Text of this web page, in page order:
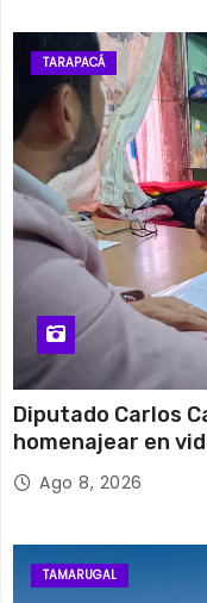
TARAPACÁ
Diputado Carlos
homenajear en
Choque
Ago 8, 2026
TAMARUGAL